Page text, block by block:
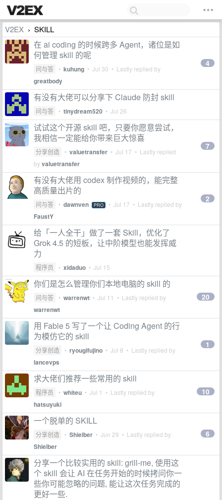
V2EX › SKILL
在 ai coding 的时候跨多 Agent，诸位是如
何管理 skill 的呢
问与答 • kuhung • Jul 30 • Lastly replied by
greatbody
4
有没有大佬可以分享下 Claude 防封 skill
问与答 • tinydream520 • Jul 26
试试这个开源 skill 吧，只要你愿意尝试，
我相信一定能给你带来巨大惊喜
分享创造 • valuetransfer • Jul 17 • Lastly replied
byvaluetransfer
7
有没有大佬用 codex 制作视频的，能完整
高质量出片的
问与答 • dawnven PRO • Jul 17 • Lastly replied by
FaustY
2
给「一人全干」做了一套 Skill，优化了
Grok 4.5 的短板，让中阶模型也能发挥威
力
程序员 • xidaduo • Jul 15
你们是怎么管理你们本地电脑的 skill 的
问与答 • warrenwt • Jul 11 • Lastly replied by
warrenwt
20
用 Fable 5 写了一个让 Coding Agent 的行
为模仿它的 skill
分享创造 • ryougifujino • Jul 8 • Lastly replied by
lancevps
1
求大佬们推荐一些常用的 skill
程序员 • whiteu • Jul 1 • Lastly replied by
hatsuyuki
10
一个脱单的 SKILL
分享创造 • Shielber • Jun 29 • Lastly replied by
Shielber
6
分享一个比较实用的 skill: grill-me, 使用这
个 skill 会让 AI 在任务开始的时候拷问你一
些你可能忽略的问题, 能让这次任务完成的
更好一些.